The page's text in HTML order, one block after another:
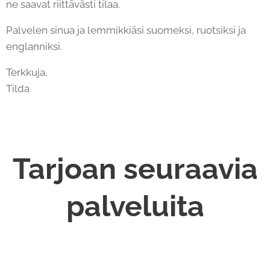
ne saavat riittävästi tilaa.
Palvelen sinua ja lemmikkiäsi suomeksi, ruotsiksi ja
englanniksi.
Terkkuja,
Tilda
Tarjoan seuraavia
palveluita